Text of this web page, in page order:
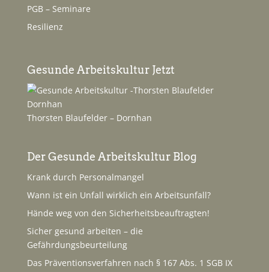
PGB – Seminare
Resilienz
Gesunde Arbeitskultur Jetzt
Thorsten Blaufelder – Dornhan
Der Gesunde Arbeitskultur Blog
Krank durch Personalmangel
Wann ist ein Unfall wirklich ein Arbeitsunfall?
Hände weg von den Sicherheitsbeauftragten!
Sicher gesund arbeiten – die
Gefährdungsbeurteilung
Das Präventionsverfahren nach § 167 Abs. 1 SGB IX